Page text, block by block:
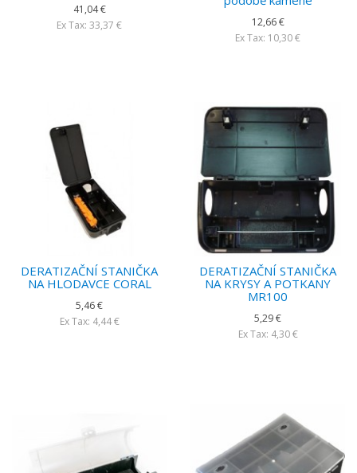
41,04 €
Ex Tax: 33,37 €
12,66 €
Ex Tax: 10,30 €
DERATIZAČNÍ STANIČKA
NA HLODAVCE CORAL
5,46 €
Ex Tax: 4,44 €
DERATIZAČNÍ STANIČKA
NA KRYSY A POTKANY
MR100
5,29 €
Ex Tax: 4,30 €